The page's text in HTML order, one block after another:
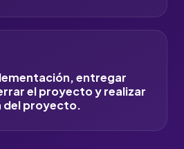
entregar
el proyecto y realizar
del proyecto.